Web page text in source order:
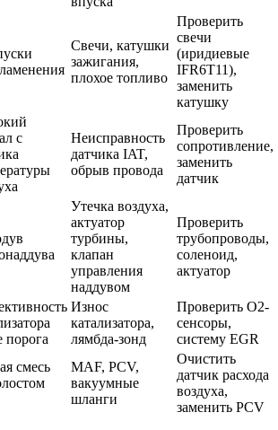
Свечи, катушки
зажигания,
плохое топливо
Проверить
свечи
(иридиевые
IFR6T11),
заменить
катушку
с
Неисправность
датчика IAT,
обрыв провода
Проверить
сопротивление,
заменить
датчик
Утечка воздуха,
актуатор
турбины,
клапан
управления
наддувом
Проверить
трубопроводы,
соленоид,
актуатор
порога
Износ
катализатора,
лямбда-зонд
Проверить O2-
сенсоры,
систему EGR
смесь
MAF, PCV,
вакуумные
шланги
Очистить
датчик расхода
воздуха,
заменить PCV